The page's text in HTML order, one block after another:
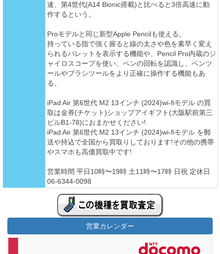
速、第4世代(A14 Bionic搭載)と比べると3倍高速に動
作するという。
Proモデルと同じ新型Apple Pencilも使える。
持っている指で強く握ると線の太さや色を素早く変え
られるパレットを表示する機能や、Pencil Pro内蔵のジ
ャイロスコープを使い、ペンの回転を認識し、ペンツ
ールやブラシツールをより正確に操作する機能もあ
る。
iPad Air 第6世代 M2 13インチ (2024)wi-fiモデル の買
取は金券(チケット)ショップアイギフト(大阪駅前第三
ビルB1-78)におまかせください!
iPad Air 第6世代 M2 13インチ (2024)wi-fiモデル を郵
送や持込で全国から買取りしております!その他の携帯
やスマホも高価買取中です!
営業時間 平日10時〜19時 土11時〜17時 日祝 定休日
06-6344-0098
営業カレンダー